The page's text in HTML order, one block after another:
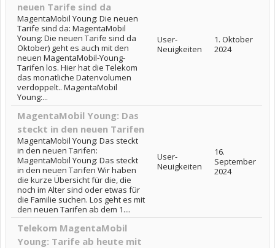
neuen Tarife sind da
MagentaMobil Young: Die neuen
Tarife sind da: MagentaMobil
Young: Die neuen Tarife sind da
Oktober) geht es auch mit den
neuen MagentaMobil-Young-
Tarifen los. Hier hat die Telekom
das monatliche Datenvolumen
verdoppelt.. MagentaMobil
Young:...
User-
Neuigkeiten
1. Oktober
2024
MagentaMobil Young: Das
steckt in den neuen Tarifen
MagentaMobil Young: Das steckt
in den neuen Tarifen:
MagentaMobil Young: Das steckt
in den neuen Tarifen Wir haben
die kurze Übersicht für die, die
noch im Alter sind oder etwas für
die Familie suchen. Los geht es mit
den neuen Tarifen ab dem 1....
User-
Neuigkeiten
16.
September
2024
Telekom MagentaMobil
Young: Tarife ab heute mit